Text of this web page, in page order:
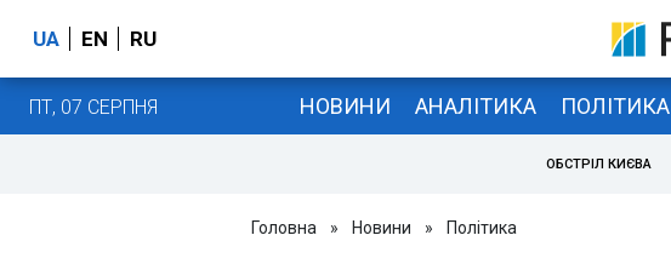
UA EN RU
ПТ, 07 СЕРПНЯ НОВИНИ АНАЛІТИКА ПОЛІТИКА
ОБСТРІЛ КИЄВА
Головна » Новини » Політика